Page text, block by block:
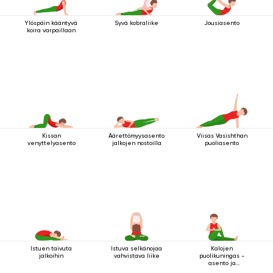
Ylöspäin kääntyvä
koira varpaillaan
Syvä kobraliike Jousiasento
Kissan
venyttelyasento
Äärettömyysasento
jalkojen nostoilla
Viisas Vasishthan
puoliasento
Istuen taivuta
jalkoihin
Istuva selkänojaa
vahvistava liike
Kalojen
puolikuningas -
asento ja